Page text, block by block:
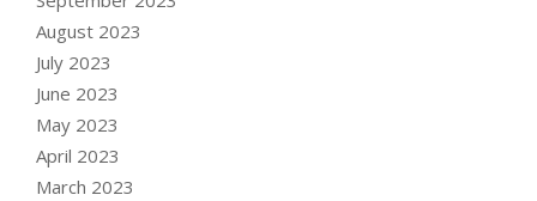
August 2023
July 2023
June 2023
May 2023
April 2023
March 2023